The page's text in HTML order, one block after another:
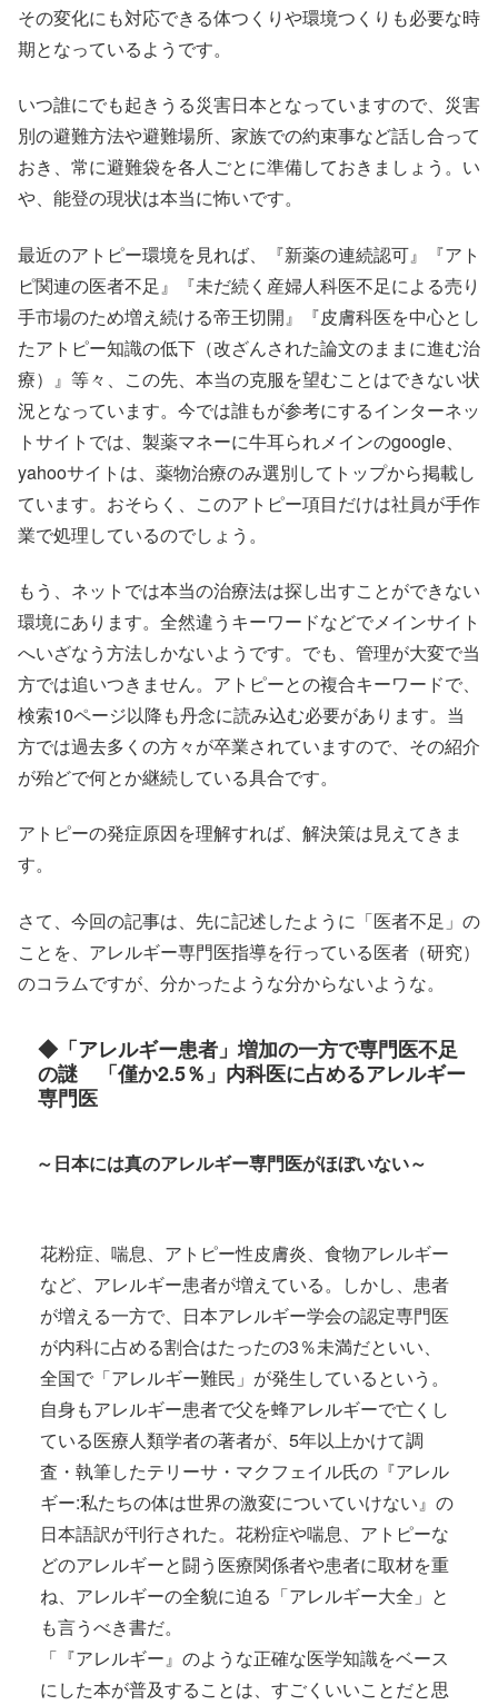
その変化にも対応できる体つくりや環境つくりも必要な時
期となっているようです。
いつ誰にでも起きうる災害日本となっていますので、災害
別の避難方法や避難場所、家族での約束事など話し合って
おき、常に避難袋を各人ごとに準備しておきましょう。い
や、能登の現状は本当に怖いです。
最近のアトピー環境を見れば、『新薬の連続認可』『アト
ピ関連の医者不足』『未だ続く産婦人科医不足による売り
手市場のため増え続ける帝王切開』『皮膚科医を中心とし
たアトピー知識の低下（改ざんされた論文のままに進む治
療）』等々、この先、本当の克服を望むことはできない状
況となっています。今では誰もが参考にするインターネッ
トサイトでは、製薬マネーに牛耳られメインのgoogle、
yahooサイトは、薬物治療のみ選別してトップから掲載し
ています。おそらく、このアトピー項目だけは社員が手作
業で処理しているのでしょう。
もう、ネットでは本当の治療法は探し出すことができない
環境にあります。全然違うキーワードなどでメインサイト
へいざなう方法しかないようです。でも、管理が大変で当
方では追いつきません。アトピーとの複合キーワードで、
検索10ページ以降も丹念に読み込む必要があります。当
方では過去多くの方々が卒業されていますので、その紹介
が殆どで何とか継続している具合です。
アトピーの発症原因を理解すれば、解決策は見えてきま
す。
さて、今回の記事は、先に記述したように「医者不足」の
ことを、アレルギー専門医指導を行っている医者（研究）
のコラムですが、分かったような分からないような。
◆「アレルギー患者」増加の一方で専門医不足
の謎 「僅か2.5％」内科医に占めるアレルギー
専門医
～日本には真のアレルギー専門医がほぼいない～
花粉症、喘息、アトピー性皮膚炎、食物アレルギー
など、アレルギー患者が増えている。しかし、患者
が増える一方で、日本アレルギー学会の認定専門医
が内科に占める割合はたったの3％未満だといい、
全国で「アレルギー難民」が発生しているという。
自身もアレルギー患者で父を蜂アレルギーで亡くし
ている医療人類学者の著者が、5年以上かけて調
査・執筆したテリーサ・マクフェイル氏の『アレル
ギー:私たちの体は世界の激変についていけない』の
日本語訳が刊行された。花粉症や喘息、アトピーな
どのアレルギーと闘う医療関係者や患者に取材を重
ね、アレルギーの全貌に迫る「アレルギー大全」と
も言うべき書だ。
「『アレルギー』のような正確な医学知識をベース
にした本が普及することは、すごくいいことだと思